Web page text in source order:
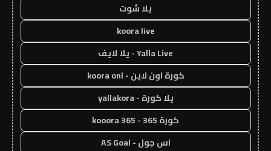
يلا شوت
koora live
Yalla Live - يلا لايف
كورة اون لاين - koora onl
يلا كورة - yallakora
كورة 365 - kooora 365
اس جول - AS Goal